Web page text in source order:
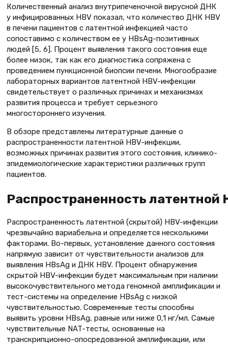
Количественный анализ внутрипеченочной вирусной ДНК
у инфицированных НВV показал, что количество ДНК НВV
в печени пациентов с латентной инфекцией часто
сопоставимо с количеством ее у HBsAg-позитивных
людей [5, 6]. Процент выявления такого состояния еще
более низок, так как его диагностика сопряжена с
проведением пункционной биопсии печени. Многообразие
лабораторных вариантов латентной HBV-инфекции
свидетельствует о различных причинах и механизмах
развития процесса и требует серьезного
многостороннего изучения.
В обзоре представлены литературные данные о
распространенности латентной HBV-инфекции,
возможных причинах развития этого состояния, клинико-
эпидемиологические характеристики различных групп
пациентов.
Распространенность латентной
Распространенность латентной (скрытой) HBV-инфекции
чрезвычайно вариабельна и определяется несколькими
факторами. Во-первых, установление данного состояния
напрямую зависит от чувствительности анализов для
выявления HBsAg и ДНК НВV. Процент обнаружения
скрытой HBV-инфекции будет максимальным при наличии
высокочувствительного метода геномной амплификации и
тест-системы на определение HBsAg с низкой
чувствительностью. Современные тесты способны
выявить уровни HBsAg, равные или ниже 0,1 нг/мл. Самые
чувствительные NAT-тесты, основанные на
транскрипционно-опосредованной амплификации, или